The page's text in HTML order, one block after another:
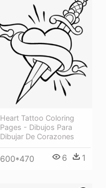
Heart Tattoo Coloring
Pages - Dibujos Para
Dibujar De Corazones
600*470 6 1